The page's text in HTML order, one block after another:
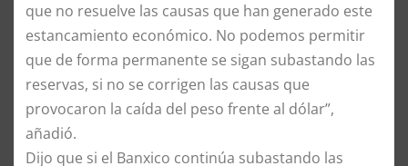
que no resuelve las causas que han generado este
estancamiento económico. No podemos permitir
que de forma permanente se sigan subastando las
reservas, si no se corrigen las causas que
provocaron la caída del peso frente al dólar”,
añadió.
Dijo que si el Banxico continúa subastando las